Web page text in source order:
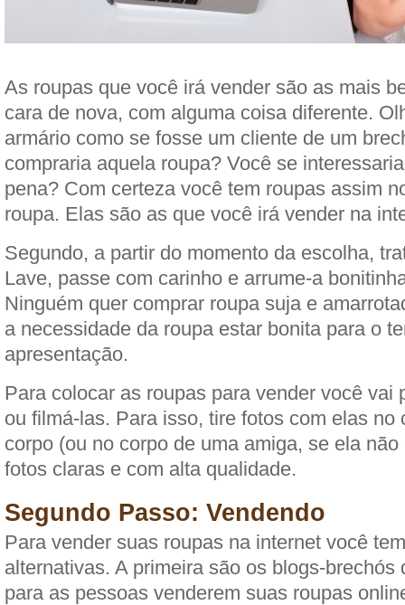
As roupas que você irá vender são as mais
cara de nova, com alguma coisa diferente.
armário como se fosse um cliente de um
compraria aquela roupa? Você se
pena? Com certeza você tem roupas assim
roupa. Elas são as que você irá vender na
Segundo, a partir do momento da escolha,
Lave, passe com carinho e arrume-a
Ninguém quer comprar roupa suja e
a necessidade da roupa estar bonita para o
apresentação.
Para colocar as roupas para vender você vai
ou filmá-las. Para isso, tire fotos com elas no
corpo (ou no corpo de uma amiga, se ela
fotos claras e com alta qualidade.
Segundo Passo: Vendendo
Para vender suas roupas na internet você
alternativas. A primeira são os blogs-brechós
para as pessoas venderem suas roupas